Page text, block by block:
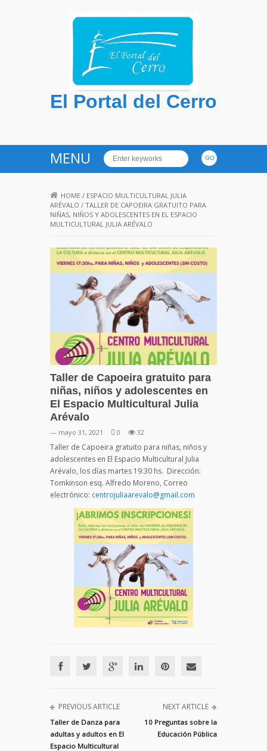
El Portal del Cerro
MENU
HOME / ESPACIO MULTICULTURAL JULIA
ARÉVALO / TALLER DE CAPOEIRA GRATUITO PARA
NIÑAS, NIÑOS Y ADOLESCENTES EN EL ESPACIO
MULTICULTURAL JULIA ARÉVALO
Taller de Capoeira gratuito para
niñas, niños y adolescentes en
El Espacio Multicultural Julia
Arévalo
— mayo 31, 2021 0 32
Taller de Capoeira gratuito para niñas, niños y
adolescentes en El Espacio Multicultural Julia
Arévalo, los días martes 19:30 hs. Dirección:
Tomkinson esq. Alfredo Moreno, Correo
electrónico: centrojuliaarevalo@gmail.com
PREVIOUS ARTICLE
Taller de Danza para
adultas y adultos en El
Espacio Multicultural
NEXT ARTICLE
10 Preguntas sobre la
Educación Pública